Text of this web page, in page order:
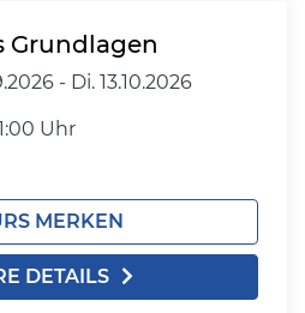
Grundlagen
- Di. 13.10.2026
Uhr
MERKEN
DETAILS